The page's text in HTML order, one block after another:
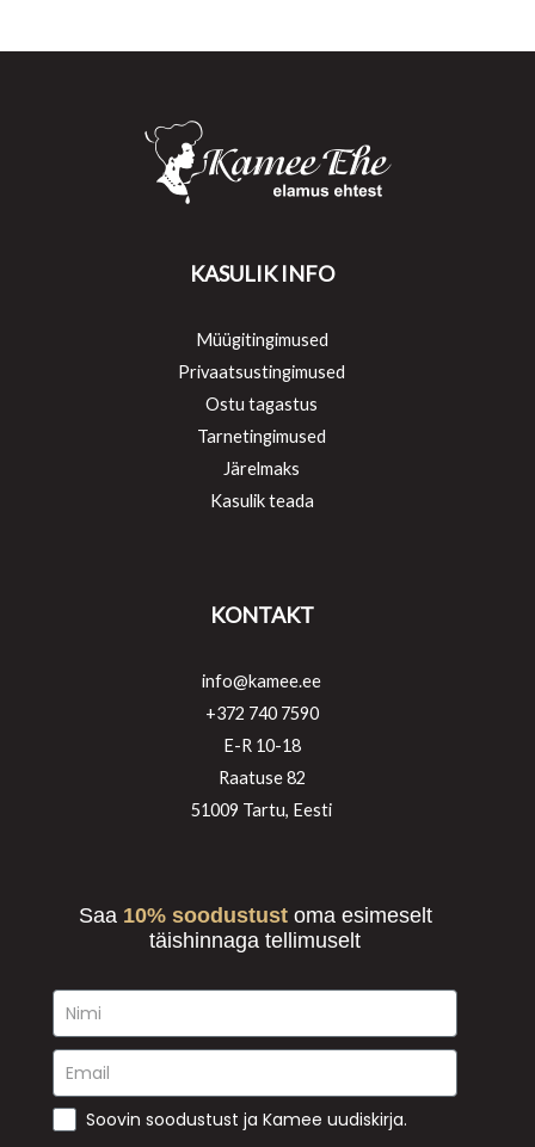
KASULIK INFO
Müügitingimused
Privaatsustingimused
Ostu tagastus
Tarnetingimused
Järelmaks
Kasulik teada
KONTAKT
info@kamee.ee
+372 740 7590
E-R 10-18
Raatuse 82
51009 Tartu, Eesti
Saa 10% soodustust oma esimeselt
täishinnaga tellimuselt
Soovin soodustust ja Kamee uudiskirja.